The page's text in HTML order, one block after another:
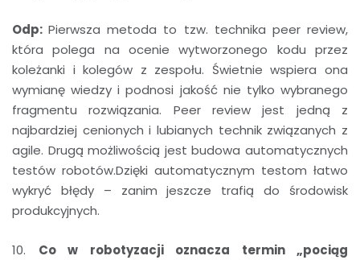
Odp:Pierwsza metoda to tzw. technika peer review,
która polega na ocenie wytworzonego kodu przez
koleżanki i kolegów z zespołu. Świetnie wspiera ona
wymianę wiedzy i podnosi jakość nie tylko wybranego
fragmentu rozwiązania. Peer review jest jedną z
najbardziej cenionych i lubianych technik związanych z
agile. Drugą możliwością jest budowa automatycznych
testów robotów.Dzięki automatycznym testom łatwo
wykryć błędy – zanim jeszcze trafią do środowisk
produkcyjnych.
10. Co w robotyzacji oznacza termin „pociąg